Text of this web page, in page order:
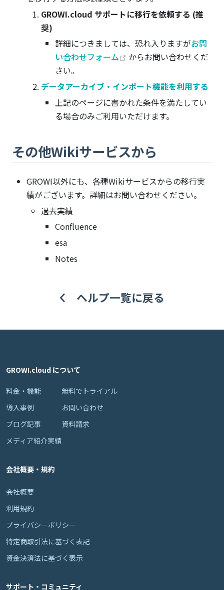
GROWI.cloud サポートに移行を依頼する (推
奨)
詳細につきましては、恐れ入りますがお問
い合わせフォーム
(opens new window)
からお問い合わせくだ
さい。
データアーカイブ・インポート機能を利用する
上記のページに書かれた条件を満たしてい
る場合のみご利用いただけます。
その他Wikiサービスから
GROWI以外にも、各種Wikiサービスからの移行実
績がございます。詳細はお問い合わせください。
過去実績
Confluence
esa
Notes
ヘルプ一覧に戻る
GROWI.cloud について
料金・機能
導入事例
ブログ記事
メディア紹介実績
無料でトライアル
お問い合わせ
資料請求
会社概要・規約
会社概要
利用規約
プライバシーポリシー
特定商取引法に基づく表記
資金決済法に基づく表示
サポート・コミュニティ